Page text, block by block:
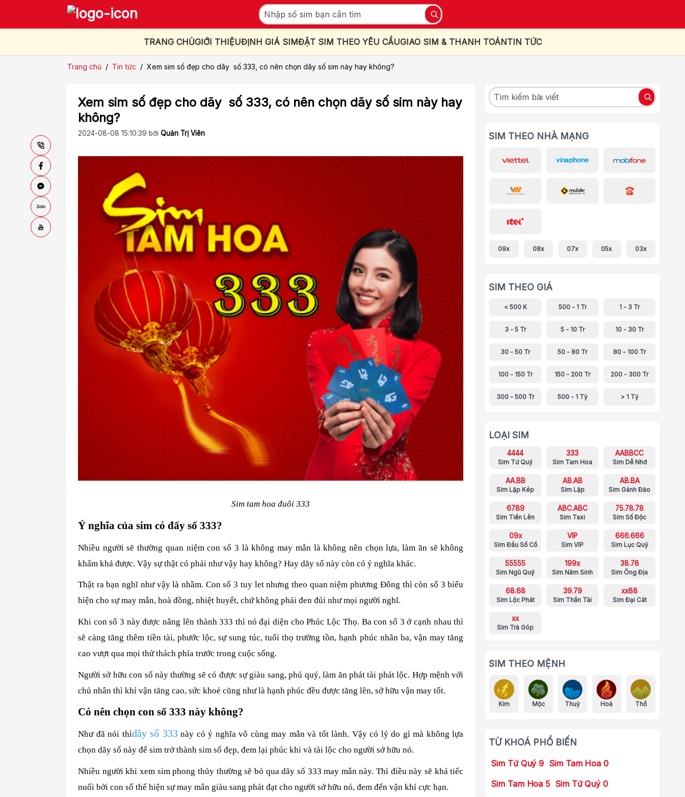
TRANG CHỦGIỚI THIỆUĐỊNH GIÁ SIMĐẶT SIM THEO YÊU CẦUGIAO SIM & THANH TOÁNTIN TỨC
Trang chủ / Tin tức / Xem sim số đẹp cho dãy số 333, có nên chọn dãy số sim này hay không?
Xem sim số đẹp cho dãy số 333, có nên chọn dãy số sim này hay
không?
2024-08-08 15:10:39 bởi Quản Trị Viên
Sim tam hoa đuôi 333
Ý nghĩa của sim có đấy số 333?
Nhiều người sẽ thường quan niệm con số 3 là không may mắn là không nên chọn lựa, làm ăn sẽ không
khấm khá được. Vậy sự thật có phải như vậy hay không? Hay dãy số này còn có ý nghĩa khác.
Thật ra bạn nghĩ như vậy là nhầm. Con số 3 tuy let nhưng theo quan niệm phương Đông thì còn số 3 biểu
hiện cho sự may mắn, hoà đồng, nhiệt huyết, chứ không phải đen đủi như mọi người nghĩ.
Khi con số 3 này được nâng lên thành 333 thì nó đại diện cho Phúc Lộc Thọ. Ba con số 3 ở cạnh nhau thì
sẽ càng tăng thêm tiền tài, phước lộc, sự sung túc, tuổi thọ trường tồn, hạnh phúc nhân ba, vận may tăng
cao vượt qua mọi thử thách phía trước trong cuộc sống.
Người sở hữu con số này thường sẽ có được sự giàu sang, phú quý, làm ăn phát tài phát lộc. Hợp mệnh với
chủ nhân thì khí vận tăng cao, sức khoẻ cũng như là hạnh phúc đều được tăng lên, sở hữu vận may tốt.
Có nên chọn con số 333 này không?
Như đã nói thìdãy số 333này có ý nghĩa vô cùng may mắn và tốt lành. Vậy có lý do gì mà không lựa
chọn dãy số này để sim trở thành sim số đẹp, đem lại phúc khi và tài lộc cho người sở hữu nó.
Nhiều người khi xem sim phong thủy thường sẽ bỏ qua dãy số 333 may mắn này. Thì điều này sẽ khá tiếc
nuối bởi con số thể hiện sự may mắn giàu sang phát đạt cho người sở hữu nó, đem đến vận khí cực hạn.
SIM THEO NHÀ MẠNG
09x 08x 07x 05x 03x
SIM THEO GIÁ
< 500 K 500 - 1 Tr 1 - 3 Tr
3 - 5 Tr 5 - 10 Tr 10 - 30 Tr
30 - 50 Tr 50 - 80 Tr 80 - 100 Tr
100 - 150 Tr 150 - 200 Tr 200 - 300 Tr
300 - 500 Tr 500 - 1 Tỷ > 1 Tỷ
LOẠI SIM
4444
Sim Tứ Quý
333
Sim Tam Hoa
AABBCC
Sim Dễ Nhớ
AA.BB
Sim Lặp Kép
AB.AB
Sim Lặp
AB.BA
Sim Gánh Đảo
6789
Sim Tiến Lên
ABC.ABC
Sim Taxi
75.78.78
Sim Số Độc
09x
Sim Đầu Số Cổ
VIP
Sim VIP
666.666
Sim Lục Quý
55555
Sim Ngũ Quý
199x
Sim Năm Sinh
38.78
Sim Ông Địa
68.68
Sim Lộc Phát
39.79
Sim Thần Tài
xx88
Sim Đại Cát
xx
Sim Trả Góp
SIM THEO MỆNH
Kim Mộc Thuỷ Hoả Thổ
TỪ KHOÁ PHỔ BIẾN
Sim Tứ Quý 9 Sim Tam Hoa 0
Sim Tam Hoa 5 Sim Tứ Quý 0